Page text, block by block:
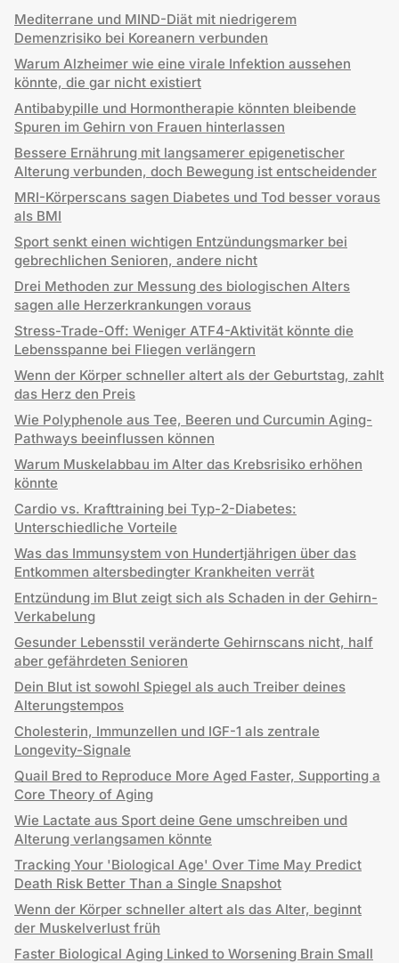
Mediterrane und MIND-Diät mit niedrigerem
Demenzrisiko bei Koreanern verbunden
Warum Alzheimer wie eine virale Infektion aussehen
könnte, die gar nicht existiert
Antibabypille und Hormontherapie könnten bleibende
Spuren im Gehirn von Frauen hinterlassen
Bessere Ernährung mit langsamerer epigenetischer
Alterung verbunden, doch Bewegung ist entscheidender
MRI-Körperscans sagen Diabetes und Tod besser voraus
als BMI
Sport senkt einen wichtigen Entzündungsmarker bei
gebrechlichen Senioren, andere nicht
Drei Methoden zur Messung des biologischen Alters
sagen alle Herzerkrankungen voraus
Stress-Trade-Off: Weniger ATF4-Aktivität könnte die
Lebensspanne bei Fliegen verlängern
Wenn der Körper schneller altert als der Geburtstag, zahlt
das Herz den Preis
Wie Polyphenole aus Tee, Beeren und Curcumin Aging-
Pathways beeinflussen können
Warum Muskelabbau im Alter das Krebsrisiko erhöhen
könnte
Cardio vs. Krafttraining bei Typ-2-Diabetes:
Unterschiedliche Vorteile
Was das Immunsystem von Hundertjährigen über das
Entkommen altersbedingter Krankheiten verrät
Entzündung im Blut zeigt sich als Schaden in der Gehirn-
Verkabelung
Gesunder Lebensstil veränderte Gehirnscans nicht, half
aber gefährdeten Senioren
Dein Blut ist sowohl Spiegel als auch Treiber deines
Alterungstempos
Cholesterin, Immunzellen und IGF-1 als zentrale
Longevity-Signale
Quail Bred to Reproduce More Aged Faster, Supporting a
Core Theory of Aging
Wie Lactate aus Sport deine Gene umschreiben und
Alterung verlangsamen könnte
Tracking Your 'Biological Age' Over Time May Predict
Death Risk Better Than a Single Snapshot
Wenn der Körper schneller altert als das Alter, beginnt
der Muskelverlust früh
Faster Biological Aging Linked to Worsening Brain Small